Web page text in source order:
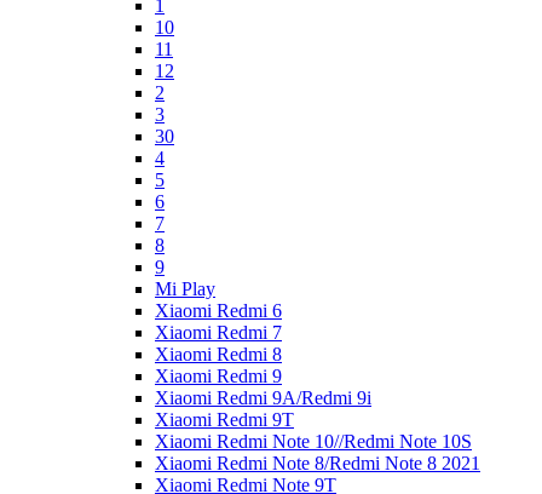
1
10
11
12
2
3
30
4
5
6
7
8
9
Mi Play
Xiaomi Redmi 6
Xiaomi Redmi 7
Xiaomi Redmi 8
Xiaomi Redmi 9
Xiaomi Redmi 9A/Redmi 9i
Xiaomi Redmi 9T
Xiaomi Redmi Note 10//Redmi Note 10S
Xiaomi Redmi Note 8/Redmi Note 8 2021
Xiaomi Redmi Note 9T